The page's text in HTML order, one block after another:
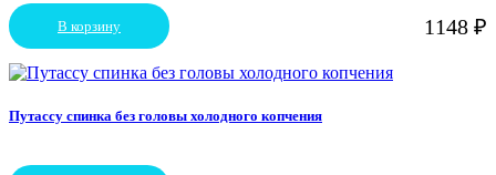
1148 ₽
В корзину
Путассу спинка без головы холодного копчения